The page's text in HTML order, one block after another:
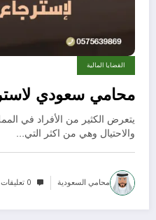
القضايا المالية
محامي سعودي
يتعرض الكثير من الأفراد في
والاحتيال وهي من اكثر التي…
محامي السعودية 0 تعليقات